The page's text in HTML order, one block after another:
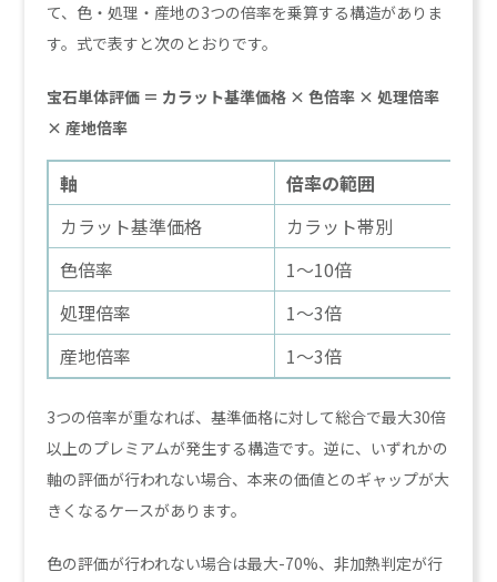
て、色・処理・産地の3つの倍率を乗算する構造がありま
す。式で表すと次のとおりです。
宝石単体評価 ＝ カラット基準価格 × 色倍率 × 処理倍率
× 産地倍率
軸 倍率の範囲
カラット基準価格
カラット帯別
色倍率
1〜10倍
処理倍率
1〜3倍
産地倍率
1〜3倍
3つの倍率が重なれば、基準価格に対して総合で最大30倍
以上のプレミアムが発生する構造です。逆に、いずれかの
軸の評価が行われない場合、本来の価値とのギャップが大
きくなるケースがあります。
色の評価が行われない場合は最大-70%、非加熱判定が行